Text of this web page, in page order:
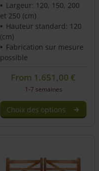
Largeur: 120, 150, 200
et 250 (cm)
Hauteur standard: 120
(cm)
Fabrication sur mesure
possible
From 1.651,00 €
1-7 semaines
Choix des options